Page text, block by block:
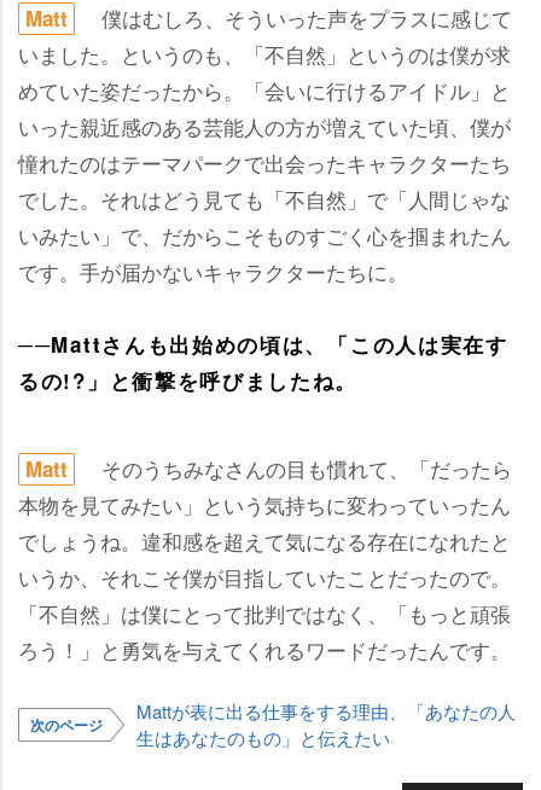
Matt
僕はむしろ、そういった声をプラスに感じて
いました。というのも、「不自然」というのは僕が求
めていた姿だったから。「会いに行けるアイドル」と
いった親近感のある芸能人の方が増えていた頃、僕が
憧れたのはテーマパークで出会ったキャラクターたち
でした。それはどう見ても「不自然」で「人間じゃな
いみたい」で、だからこそものすごく心を掴まれたん
です。手が届かないキャラクターたちに。
──Mattさんも出始めの頃は、「この人は実在す
るの!?」と衝撃を呼びましたね。
Matt
そのうちみなさんの目も慣れて、「だったら
本物を見てみたい」という気持ちに変わっていったん
でしょうね。違和感を超えて気になる存在になれたと
いうか、それこそ僕が目指していたことだったので。
「不自然」は僕にとって批判ではなく、「もっと頑張
ろう！」と勇気を与えてくれるワードだったんです。
次のページ
Mattが表に出る仕事をする理由、「あなたの人
生はあなたのもの」と伝えたい